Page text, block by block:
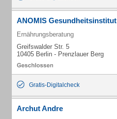
ANOMIS Gesundheitsinstitut
Ernährungsberatung
Greifswalder Str. 5
10405 Berlin - Prenzlauer Berg
Gratis-Digitalcheck
Archut Andre